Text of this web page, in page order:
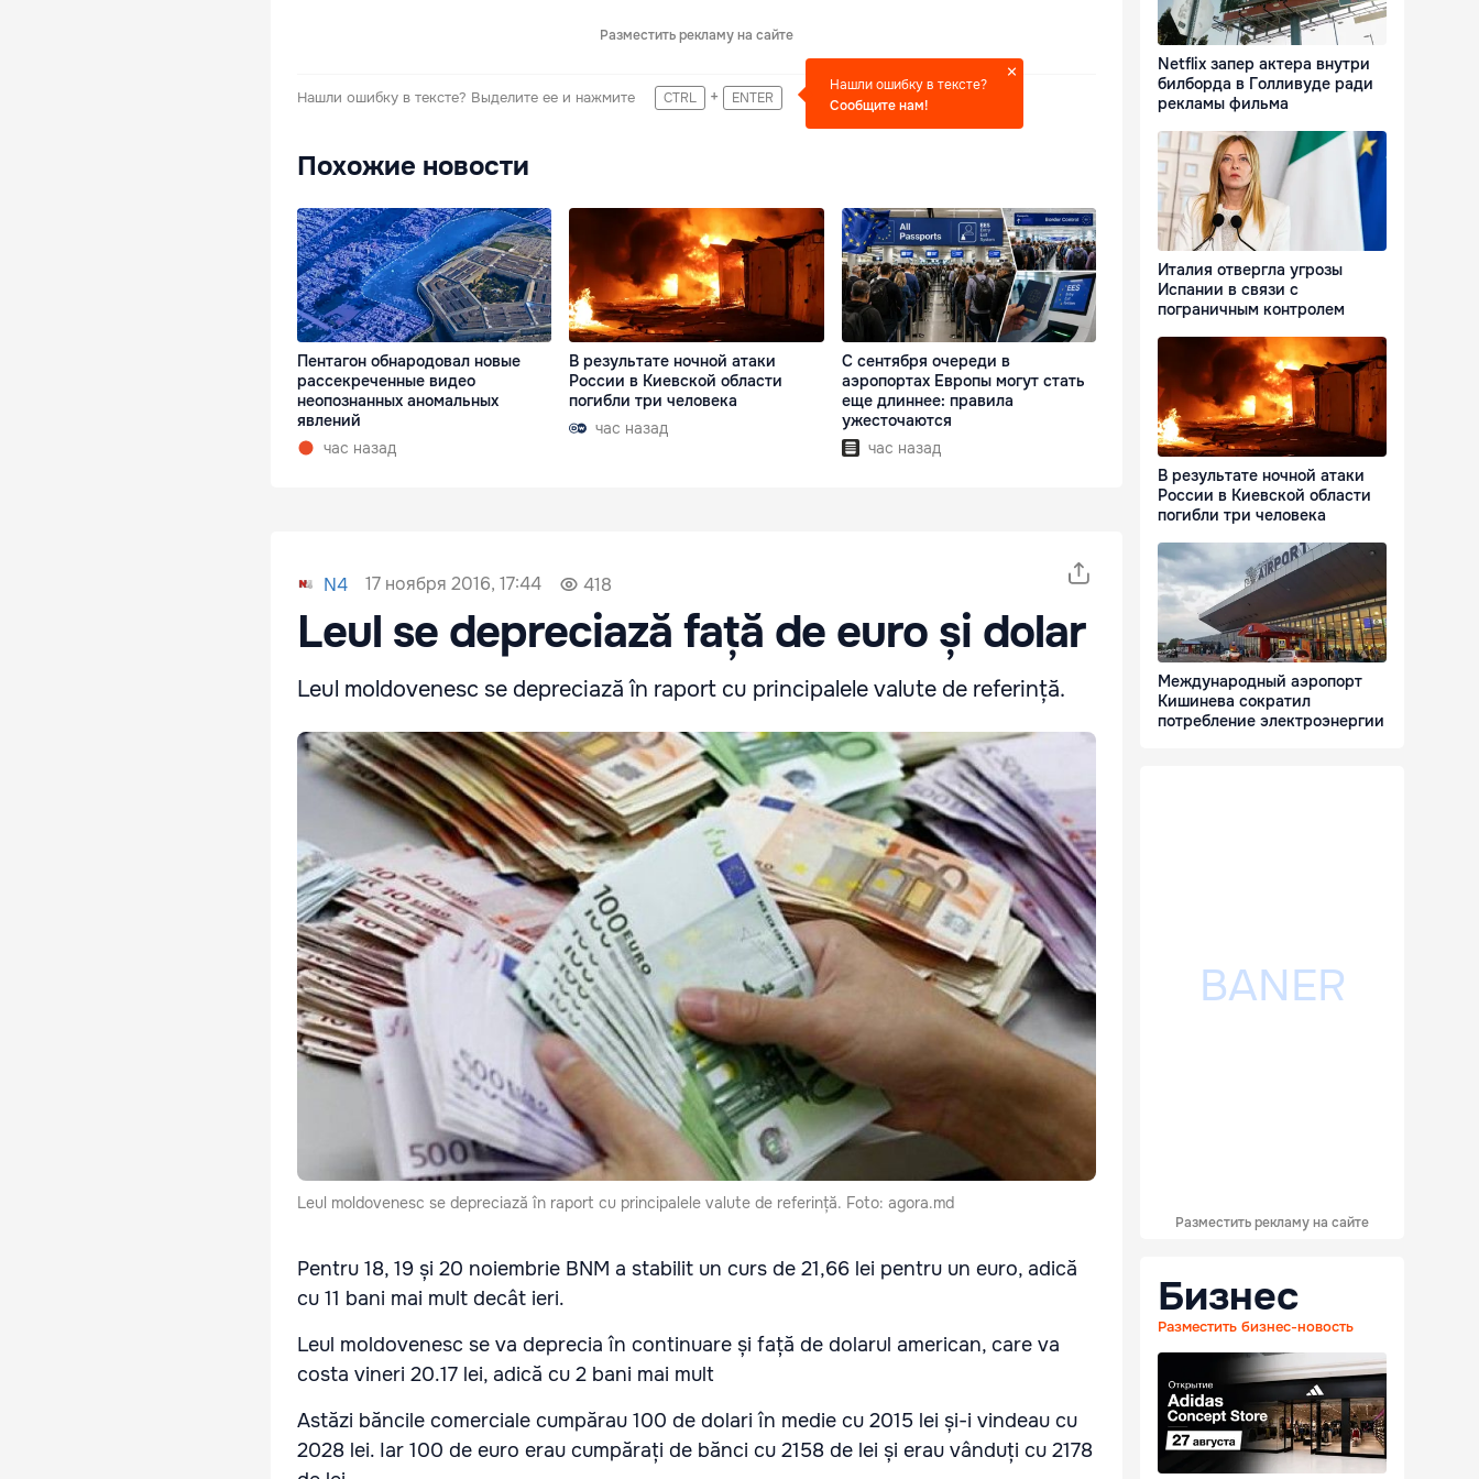
Разместить рекламу на сайте
Нашли ошибку в тексте? Выделите ее и нажмите CTRL + ENTER
Нашли ошибку в тексте?
Сообщите нам!
Похожие новости
Пентагон обнародовал новые
рассекреченные видео
неопознанных аномальных
явлений
час назад
В результате ночной атаки
России в Киевской области
погибли три человека
час назад
С сентября очереди в
аэропортах Европы могут стать
еще длиннее: правила
ужесточаются
час назад
N4 17 ноября 2016, 17:44 418
Leul se depreciază față de euro și dolar
Leul moldovenesc se depreciază în raport cu principalele valute de referință.
Leul moldovenesc se depreciază în raport cu principalele valute de referință. Foto: agora.md
Pentru 18, 19 și 20 noiembrie BNM a stabilit un curs de 21,66 lei pentru un euro, adică
cu 11 bani mai mult decât ieri.
Leul moldovenesc se va deprecia în continuare și față de dolarul american, care va
costa vineri 20.17 lei, adică cu 2 bani mai mult
Astăzi băncile comerciale cumpărau 100 de dolari în medie cu 2015 lei și-i vindeau cu
2028 lei. Iar 100 de euro erau cumpărați de bănci cu 2158 de lei și erau vânduți cu 2178
Netflix запер актера внутри
билборда в Голливуде ради
рекламы фильма
Италия отвергла угрозы
Испании в связи с
пограничным контролем
В результате ночной атаки
России в Киевской области
погибли три человека
Международный аэропорт
Кишинева сократил
потребление электроэнергии
Разместить рекламу на сайте
Бизнес
Разместить бизнес-новость